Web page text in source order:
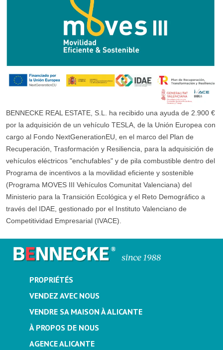
BENNECKE REAL ESTATE, S.L. ha recibido una ayuda de 2.900 €
por la adquisición de un vehículo TESLA, de la Unión Europea con
cargo al Fondo NextGenerationEU, en el marco del Plan de
Recuperación, Trasformación y Resiliencia, para la adquisición de
vehículos eléctricos "enchufables" y de pila combustible dentro del
Programa de incentivos a la movilidad eficiente y sostenible
(Programa MOVES III Vehículos Comunitat Valenciana) del
Ministerio para la Transición Ecológica y el Reto Demográfico a
través del IDAE, gestionado por el Instituto Valenciano de
Competitividad Empresarial (IVACE).
PROPRIÉTÉS
VENDEZ AVEC NOUS
VENDRE SA MAISON À ALICANTE
À PROPOS DE NOUS
AGENCE ALICANTE